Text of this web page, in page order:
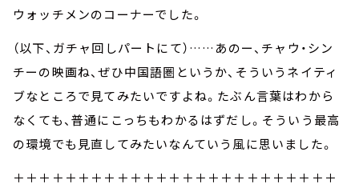
ウォッチメンのコーナーでした。
（以下、ガチャ回しパートにて）……あのー、チャウ・シン
チーの映画ね、ぜひ中国語圏というか、そういうネイティ
ブなところで見てみたいですよね。たぶん言葉はわから
なくても、普通にこっちもわかるはずだし。そういう最高
の環境でも見直してみたいなんていう風に思いました。
＋＋＋＋＋＋＋＋＋＋＋＋＋＋＋＋＋＋＋＋＋＋＋＋＋